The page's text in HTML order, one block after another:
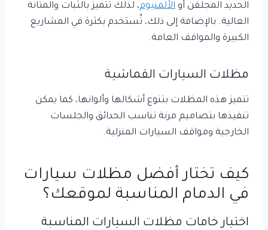
الحديد المجلفن أو الألمنيوم، لذلك تتميز بالثبات والمتانة
العالية. بالإضافة إلى ذلك، تُستخدم بكثرة في المشاريع
الكبيرة والمواقف العامة.
مظلات السيارات القماشية
تتميز هذه المظلات بتنوع أشكالها وألوانها، كما يمكن
تنفيذها بتصاميم مرنة تناسب الحدائق والجلسات
الخارجية ومواقف السيارات المنزلية.
كيف تختار أفضل مظلات سيارات
في الدمام المناسبة لموقعك؟
اختيار خامات مظلات السيارات المناسبة